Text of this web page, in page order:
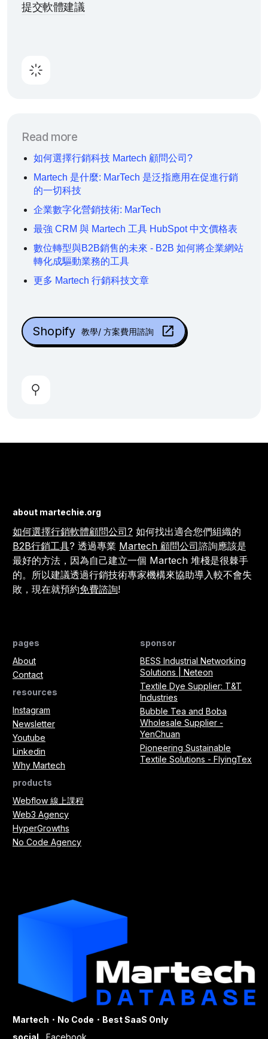
提交軟體建議
Read more
如何選擇行銷科技 Martech 顧問公司?
Martech 是什麼: MarTech 是泛指應用在促進行銷
的一切科技
企業數字化營銷技術: MarTech
最強 CRM 與 Martech 工具 HubSpot 中文價格表
數位轉型與B2B銷售的未來 - B2B 如何將企業網站
轉化成驅動業務的工具
更多 Martech 行銷科技文章
Shopify 教學/ 方案費用諮詢
about martechie.org
如何選擇行銷軟體顧問公司? 如何找出適合您們組織的
B2B行銷工具? 透過專業 Martech 顧問公司諮詢應該是
最好的方法，因為自己建立一個 Martech 堆棧是很棘手
的。所以建議透過行銷技術專家機構來協助導入較不會失
敗，現在就預約免費諮詢!
pages
About
Contact
resources
Instagram
Newsletter
Youtube
Linkedin
Why Martech
products
Webflow 線上課程
Web3 Agency
HyperGrowths
No Code Agency
sponsor
BESS Industrial Networking
Solutions | Neteon
Textile Dye Supplier: T&T
Industries
Bubble Tea and Boba
Wholesale Supplier -
YenChuan
Pioneering Sustainable
Textile Solutions - FlyingTex
Martech・No Code・Best SaaS Only